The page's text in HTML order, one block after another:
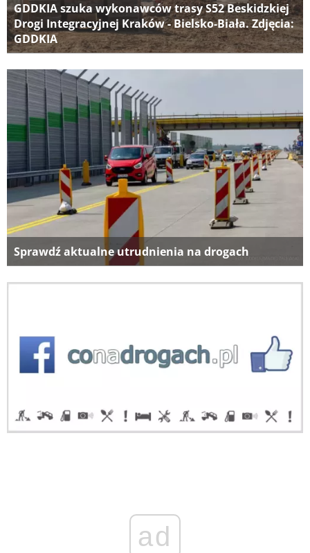
GDDKIA szuka wykonawców trasy S52 Beskidzkiej
Drogi Integracyjnej Kraków - Bielsko-Biała. Zdjęcia:
GDDKIA
Sprawdź aktualne utrudnienia na drogach
ad